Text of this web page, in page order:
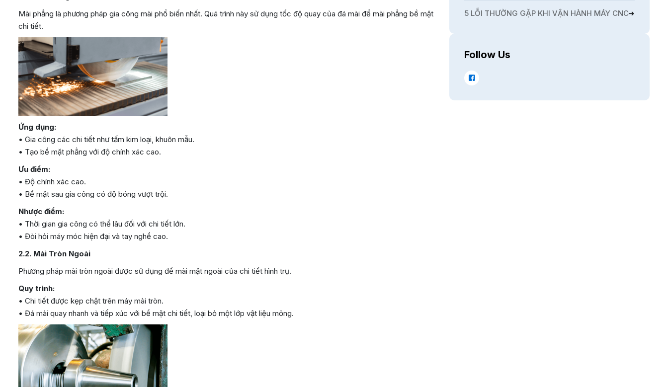
Mài phẳng là phương pháp gia công mài phổ biến nhất. Quá trình này sử dụng tốc độ quay của đá mài để mài phẳng bề mặt
chi tiết.
Ứng dụng:
• Gia công các chi tiết như tấm kim loại, khuôn mẫu.
• Tạo bề mặt phẳng với độ chính xác cao.
Ưu điểm:
• Độ chính xác cao.
• Bề mặt sau gia công có độ bóng vượt trội.
Nhược điểm:
• Thời gian gia công có thể lâu đối với chi tiết lớn.
• Đòi hỏi máy móc hiện đại và tay nghề cao.
2.2. Mài Tròn Ngoài
Phương pháp mài tròn ngoài được sử dụng để mài mặt ngoài của chi tiết hình trụ.
Quy trình:
• Chi tiết được kẹp chặt trên máy mài tròn.
• Đá mài quay nhanh và tiếp xúc với bề mặt chi tiết, loại bỏ một lớp vật liệu mỏng.
5 LỖI THƯỜNG GẶP KHI VẬN HÀNH MÁY CNC
Follow Us